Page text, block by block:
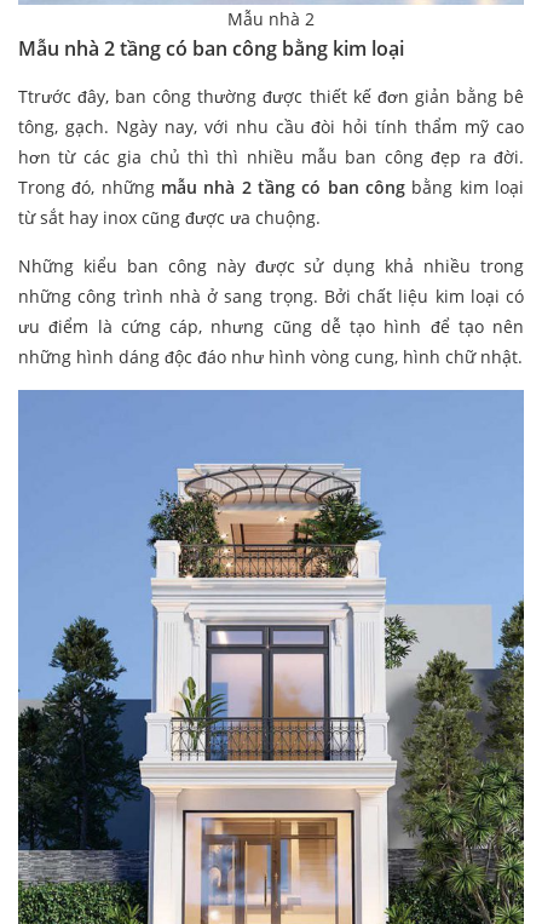
Mẫu nhà 2
Mẫu nhà 2 tầng có ban công bằng kim loại
Ttrước đây, ban công thường được thiết kế đơn giản bằng bê
tông, gạch. Ngày nay, với nhu cầu đòi hỏi tính thẩm mỹ cao
hơn từ các gia chủ thì thì nhiều mẫu ban công đẹp ra đời.
Trong đó, những mẫu nhà 2 tầng có ban công bằng kim loại
từ sắt hay inox cũng được ưa chuộng.
Những kiểu ban công này được sử dụng khả nhiều trong
những công trình nhà ở sang trọng. Bởi chất liệu kim loại có
ưu điểm là cứng cáp, nhưng cũng dễ tạo hình để tạo nên
những hình dáng độc đáo như hình vòng cung, hình chữ nhật.